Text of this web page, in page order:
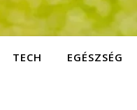
TECH EGÉSZSÉG